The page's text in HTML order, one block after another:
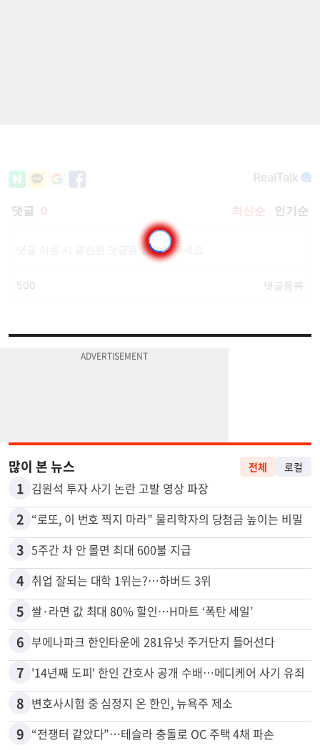
1 김원석 투자 사기 논란 고발 영상 파장
2 “로또, 이 번호 찍지 마라” 물리학자의 당첨금 높이는 비밀
3 5주간 차 안 몰면 최대 600불 지급
4 취업 잘되는 대학 1위는?…하버드 3위
5 쌀·라면 값 최대 80% 할인…H마트 ‘폭탄 세일’
6 부에나파크 한인타운에 281유닛 주거단지 들어선다
7 '14년째 도피' 한인 간호사 공개 수배…메디케어 사기 유죄
8 변호사시험 중 심정지 온 한인, 뉴욕주 제소